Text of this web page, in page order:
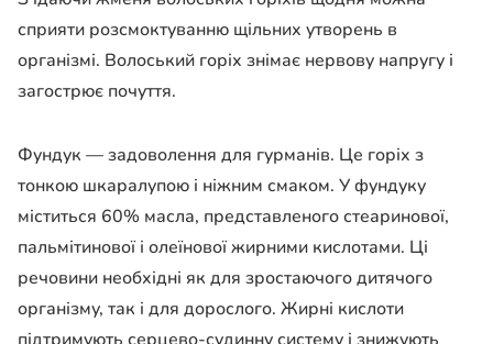
сприяти розсмоктуванню щільних утворень в
організмі. Волоський горіх знімає нервову напругу і
загострює почуття.
Фундук — задоволення для гурманів. Це горіх з
тонкою шкаралупою і ніжним смаком. У фундуку
міститься 60% масла, представленого стеаринової,
пальмітинової і олеїнової жирними кислотами. Ці
речовини необхідні як для зростаючого дитячого
організму, так і для дорослого. Жирні кислоти